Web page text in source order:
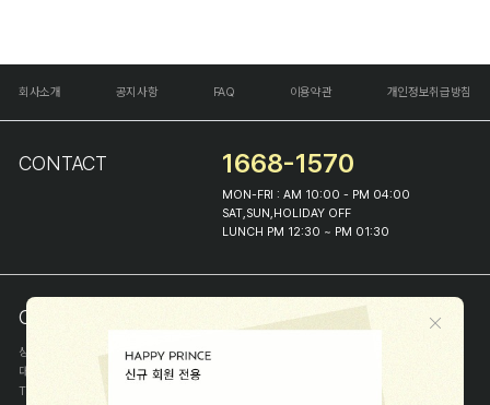
회사소개 공지사항 FAQ 이용약관 개인정보취급방침
CONTACT 1668-1570
MON-FRI : AM 10:00 - PM 04:00
SAT,SUN,HOLIDAY OFF
LUNCH PM 12:30 ~ PM 01:30
COMPANY INFO
상호
(주)해피프린스
대표
이화진
TEL